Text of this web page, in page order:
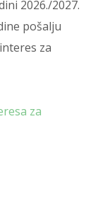
2026./2027.
pošalju
za
za